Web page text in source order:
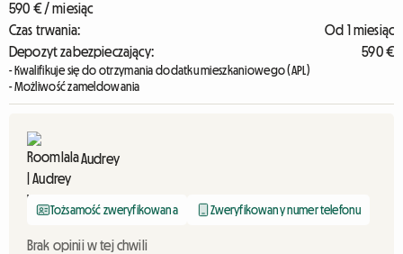
590 € / miesiąc
Czas trwania:
Od 1 miesiąc
Depozyt zabezpieczający:
590 €
- Kwalifikuje się do otrzymania dodatku mieszkaniowego (APL)
- Możliwość zameldowania
Audrey
Tożsamość zweryfikowana Zweryfikowany numer telefonu
Brak opinii w tej chwili